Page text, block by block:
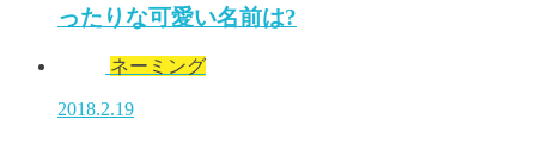
ったりな可愛い名前は?
ネーミング
2018.2.19